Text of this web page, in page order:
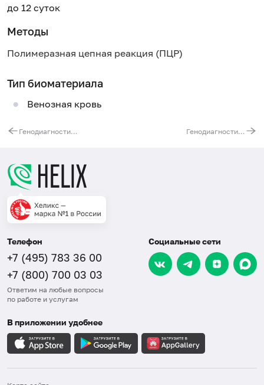
до 12 суток
Методы
Полимеразная цепная реакция (ПЦР)
Тип биоматериала
Венозная кровь
Генодиагностика болезни Гентингтона. Ген HTT Генодиагностика гентингтоноподобного заболевания 4 типа. Ген TBP
Телефон
+7 (495) 783 36 00
+7 (800) 700 03 03
Ответим на любые вопросы
по работе и услугам
Социальные сети
В приложении удобнее